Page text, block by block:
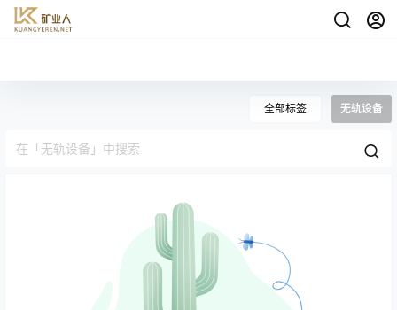
全部标签 无轨设备